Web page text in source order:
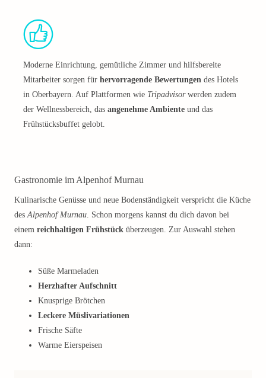
Moderne Einrichtung, gemütliche Zimmer und hilfsbereite
Mitarbeiter sorgen für hervorragende Bewertungen des Hotels
in Oberbayern. Auf Plattformen wie Tripadvisorwerden zudem
der Wellnessbereich, das angenehme Ambiente und das
Frühstücksbuffet gelobt.
Gastronomie im Alpenhof Murnau
Kulinarische Genüsse und neue Bodenständigkeit verspricht die Küche
desAlpenhof Murnau. Schon morgens kannst du dich davon bei
einem reichhaltigen Frühstück überzeugen. Zur Auswahl stehen
dann:
Süße Marmeladen
Herzhafter Aufschnitt
Knusprige Brötchen
Leckere Müslivariationen
Frische Säfte
Warme Eierspeisen